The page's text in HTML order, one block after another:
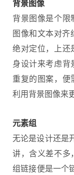
背景图像
背景图像是个限
图像和文本对齐
绝对定位，上还
身设计来考虑背
重复的图案，
利用背景图像来
元素组
无论是设计还是
讲，含义差不多
组链接便是一个